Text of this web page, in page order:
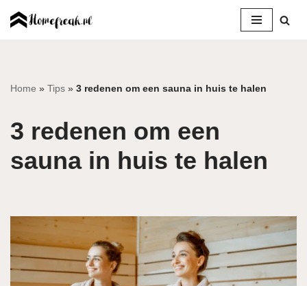
inhoud
Home » Tips » 3 redenen om een sauna in huis te halen
3 redenen om een
sauna in huis te halen